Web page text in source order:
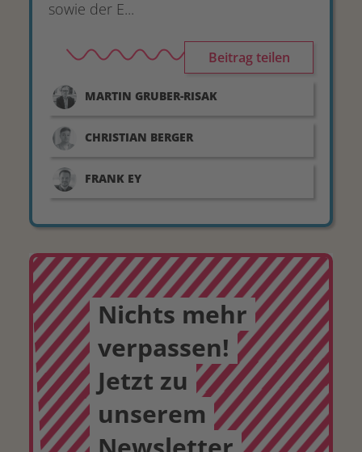
sowie der E...
Beitrag teilen
MARTIN GRUBER-RISAK
CHRISTIAN BERGER
FRANK EY
Nichts mehr
verpassen!
Jetzt zu
unserem